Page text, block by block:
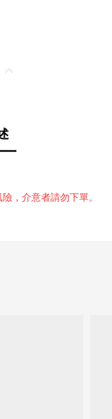
，介意者請勿下單。